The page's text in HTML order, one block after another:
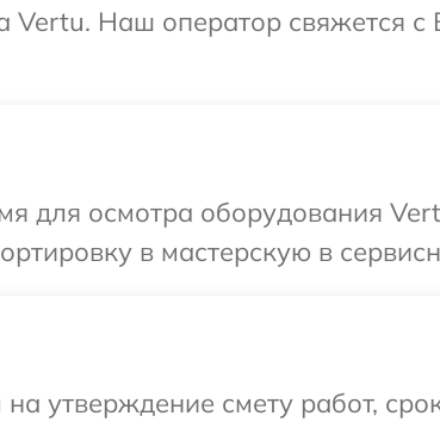
Vertu. Наш оператор свяжется
для осмотра оборудования
в мастерскую в
утверждение смету работ,